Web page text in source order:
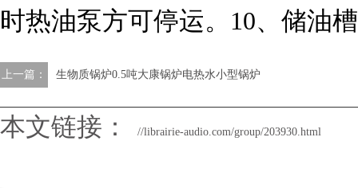
时热油泵方可停运。10、储油
上一篇： 生物质锅炉0.5吨大康锅炉电热水小型锅炉
本文链接： //librairie-audio.com/group/203930.html